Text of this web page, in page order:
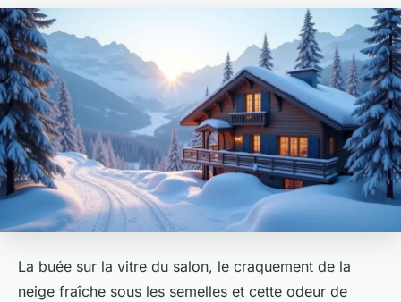
La buée sur la vitre du salon, le craquement de la
neige fraîche sous les semelles et cette odeur de